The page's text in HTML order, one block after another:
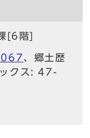
[6階]
、郷土歴
クス: 47-